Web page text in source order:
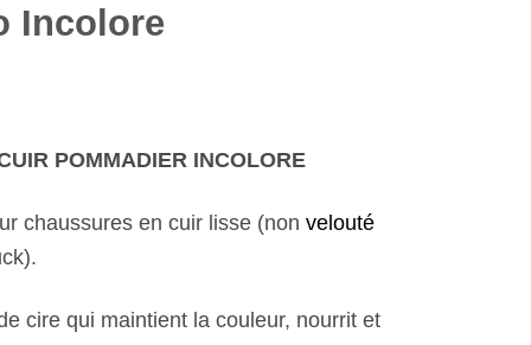
Incolore
POMMADIER INCOLORE
chaussures en cuir lisse (non velouté
cire qui maintient la couleur, nourrit et